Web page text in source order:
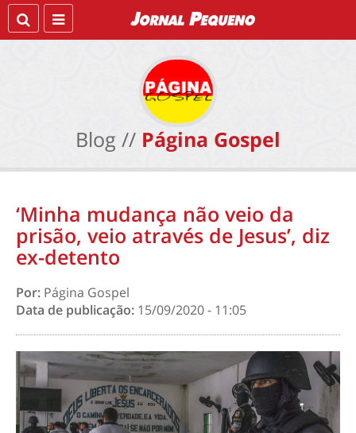
Blog // Página Gospel
‘Minha mudança não veio da
prisão, veio através de Jesus’, diz
ex-detento
Por: Página Gospel
Data de publicação: 15/09/2020 - 11:05